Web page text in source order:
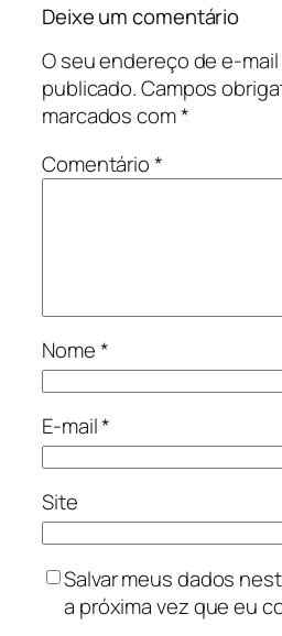
Deixe um comentário
O seu endereço de e-
publicado.Campos
marcados com*
Comentário*
Nome*
E-mail*
Site
Salvar meus dados
a próxima vez que eu